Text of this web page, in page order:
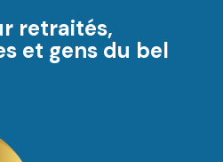
retraités,
et gens du bel